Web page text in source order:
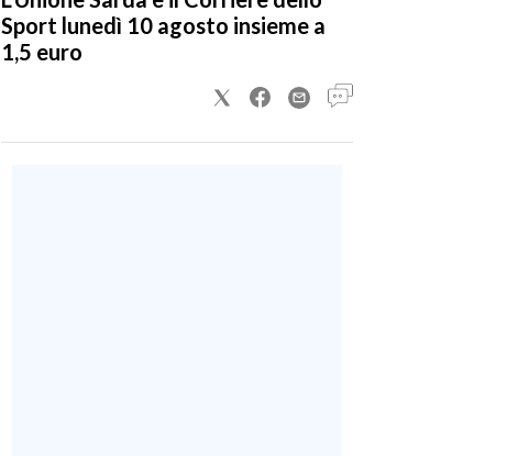
Sport lunedì 10 agosto insieme a
1,5 euro